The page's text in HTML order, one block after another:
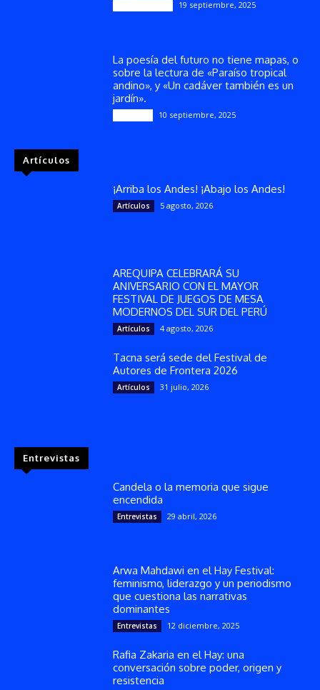
19 septiembre, 2025
La poesía del futuro no tiene mapas, o
sobre la lectura de «Paraíso tropical
andino», y «Un cadáver también es un
jardín».
10 septiembre, 2025
Artículos
¡Arriba los Andes! ¡Abajo los Andes!
Artículos 5 agosto, 2026
AREQUIPA CELEBRARÁ SU
ANIVERSARIO CON EL MAYOR
FESTIVAL DE JUEGOS DE MESA
MODERNOS DEL SUR DEL PERÚ
Artículos 4 agosto, 2026
Tacna será sede del Festival de
Autores de Frontera 2026
Artículos 31 julio, 2026
Entrevistas
Candela o la memoria que sigue
encendida
Entrevistas 29 abril, 2026
Arwa Mahdawi en el Hay Festival:
feminismo, liderazgo y un periodismo
que cuestiona las narrativas
dominantes
Entrevistas 12 diciembre, 2025
Rafia Zakaria en el Hay: una
conversación sobre poder, origen y
resistencia